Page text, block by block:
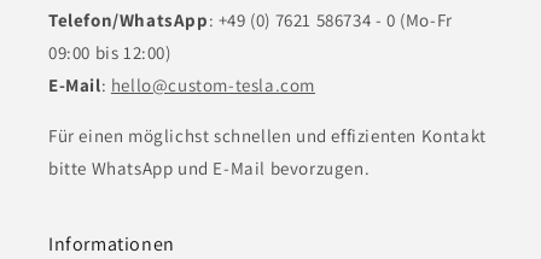
Telefon/WhatsApp: +49 (0) 7621 586734 - 0 (Mo-Fr
09:00 bis 12:00)
E-Mail: hello@custom-tesla.com
Für einen möglichst schnellen und effizienten Kontakt
bitte WhatsApp und E-Mail bevorzugen.
Informationen